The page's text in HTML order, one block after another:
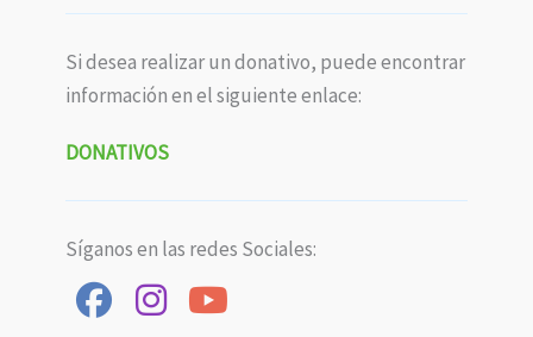
Si desea realizar un donativo, puede encontrar
información en el siguiente enlace:
DONATIVOS
Síganos en las redes Sociales: